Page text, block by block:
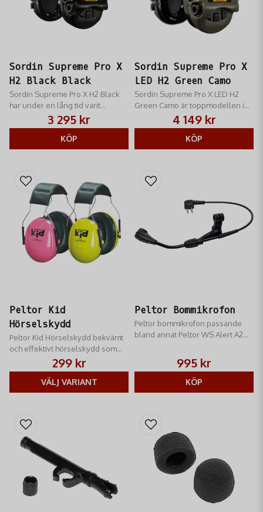
Sordin Supreme Pro X
H2 Black Black
Sordin Supreme Pro X H2 Black
har under en lång tid varit
jägarnas och sportskyttarnas
förstaval när det gäller
3 295 kr
KÖP
Sordin Supreme Pro X
LED H2 Green Camo
Sordin Supreme Pro X LED H2
Green Camo är toppmodellen i
Sordins Pro X-serie
4 149 kr
KÖP
Peltor Kid
Hörselskydd
Peltor Kid Hörselskydd bekvämt
och effektivt hörselskydd som
har utformats för yngre
användare över 5 år
299 kr
VÄLJ VARIANT
Peltor Bommikrofon
Peltor bommikrofon passande
bland annat Peltor WS Alert A2DP,
995 kr
KÖP